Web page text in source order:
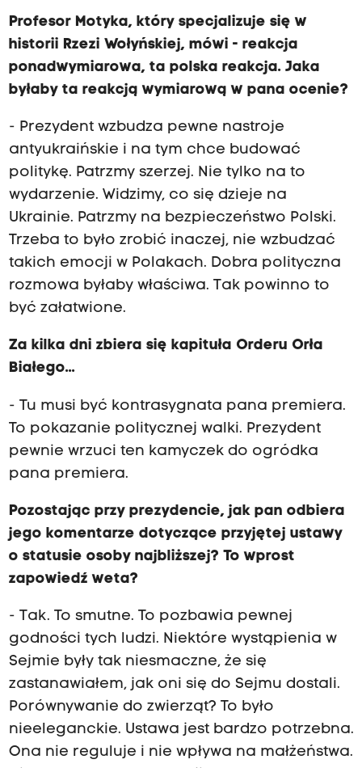
Profesor Motyka, który specjalizuje się w
historii Rzezi Wołyńskiej, mówi - reakcja
ponadwymiarowa, ta polska reakcja. Jaka
byłaby ta reakcją wymiarową w pana ocenie?
- Prezydent wzbudza pewne nastroje
antyukraińskie i na tym chce budować
politykę. Patrzmy szerzej. Nie tylko na to
wydarzenie. Widzimy, co się dzieje na
Ukrainie. Patrzmy na bezpieczeństwo Polski.
Trzeba to było zrobić inaczej, nie wzbudzać
takich emocji w Polakach. Dobra polityczna
rozmowa byłaby właściwa. Tak powinno to
być załatwione.
Za kilka dni zbiera się kapituła Orderu Orła
Białego...
- Tu musi być kontrasygnata pana premiera.
To pokazanie politycznej walki. Prezydent
pewnie wrzuci ten kamyczek do ogródka
pana premiera.
Pozostając przy prezydencie, jak pan odbiera
jego komentarze dotyczące przyjętej ustawy
o statusie osoby najbliższej? To wprost
zapowiedź weta?
- Tak. To smutne. To pozbawia pewnej
godności tych ludzi. Niektóre wystąpienia w
Sejmie były tak niesmaczne, że się
zastanawiałem, jak oni się do Sejmu dostali.
Porównywanie do zwierząt? To było
nieeleganckie. Ustawa jest bardzo potrzebna.
Ona nie reguluje i nie wpływa na małżeństwa.